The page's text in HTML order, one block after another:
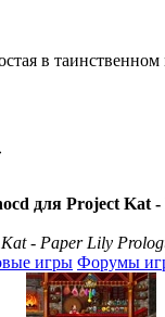
в
для Project Kat
- Paper Lily
игры Форумы